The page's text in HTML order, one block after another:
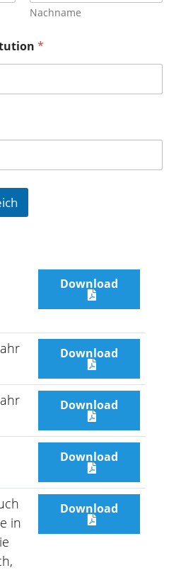
Nachname
*
Download
Download
Download
Download
in
Download